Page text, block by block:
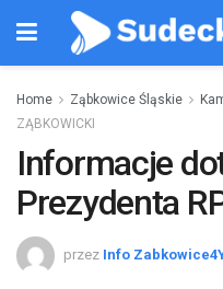
Home Ząbkowice Śląskie
ZĄBKOWICKI
Informacje
Prezydenta
przez Info